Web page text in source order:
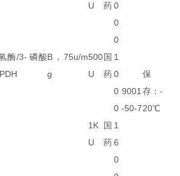
U
药 0
0
0
酶/3- 磷酸B，75u/m
g
500
U
国
药
1
0
0
0
9001
-50-7
保
存：-
20℃
1K
U
国
药
1
6
0